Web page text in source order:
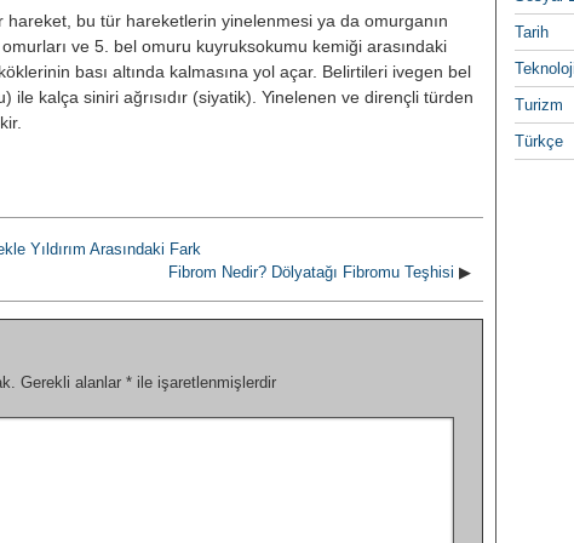
hareket, bu tür hareketlerin yinelenmesi ya da omurganın
omurları ve 5. bel omuru kuyruksokumu kemiği arasındaki
bası altında kalmasına yol açar. Belirtileri ivegen bel
ile kalça siniri ağrısıdır (siyatik). Yinelenen ve dirençli türden
Yıldırım Arasındaki Fark
Fibrom Nedir? Dölyatağı Fibromu Teşhisi ▶
Gerekli alanlar * ile işaretlenmişlerdir
Tarih
Turizm
Türkçe